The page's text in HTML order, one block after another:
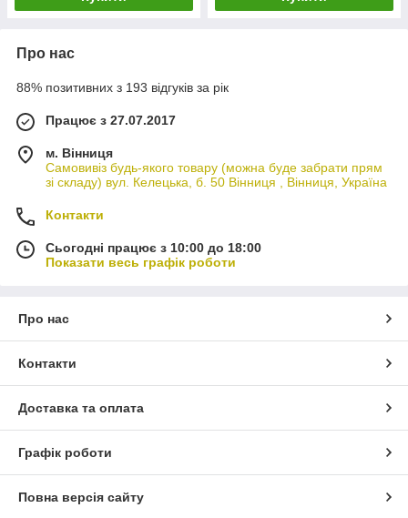
Про нас
88% позитивних з 193 відгуків за рік
Працює з 27.07.2017
м. Вінниця
Самовивіз будь-якого товару (можна буде забрати прям
зі складу) вул. Келецька, б. 50 Вінниця , Вінниця, Україна
Контакти
Сьогодні працює з 10:00 до 18:00
Показати весь графік роботи
Про нас
Контакти
Доставка та оплата
Графік роботи
Повна версія сайту